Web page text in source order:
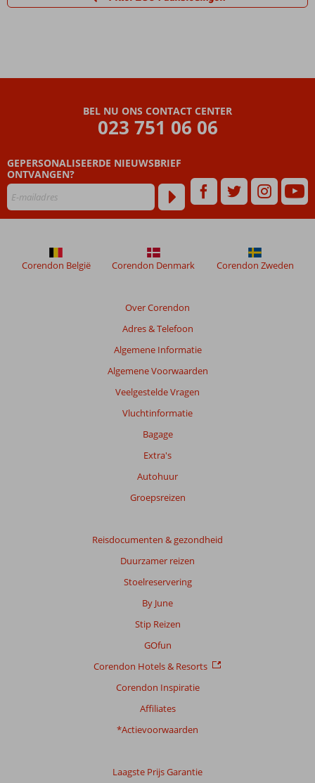
BEL NU ONS CONTACT CENTER
023 751 06 06
GEPERSONALISEERDE NIEUWSBRIEF
ONTVANGEN?
Over Corendon
Adres & Telefoon
Algemene Informatie
Algemene Voorwaarden
Veelgestelde Vragen
Vluchtinformatie
Bagage
Extra's
Autohuur
Groepsreizen
Reisdocumenten & gezondheid
Duurzamer reizen
Stoelreservering
By June
Stip Reizen
GOfun
Corendon Hotels & Resorts
Corendon Inspiratie
Affiliates
*Actievoorwaarden
Laagste Prijs Garantie
Corendon België Corendon Denmark Corendon Zweden